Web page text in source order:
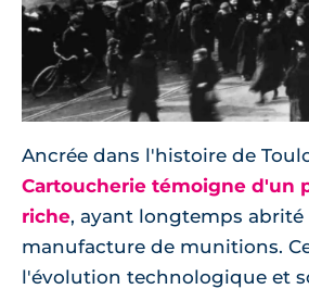
Ancrée dans l'histoire de
Cartoucherie témoigne d'un
riche, ayant longtemps abrité
manufacture de munitions.
l'évolution technologique et